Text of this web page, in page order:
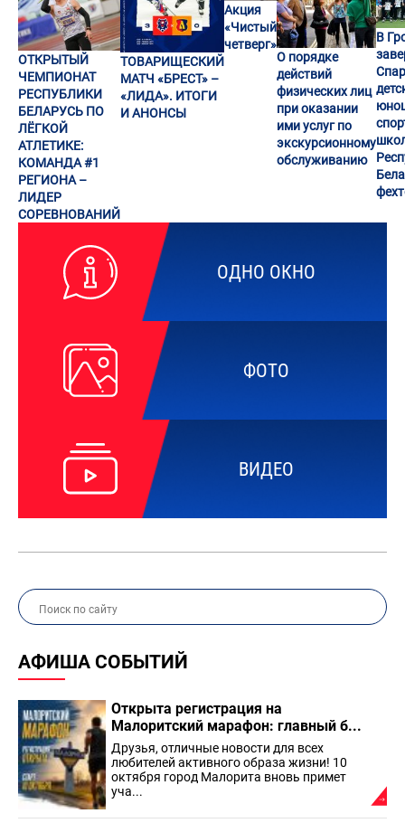
ОДНО ОКНО
ФОТО
ВИДЕО
АФИША СОБЫТИЙ
Открыта регистрация на
Малоритский марафон: главный б...
Друзья, отличные новости для всех
любителей активного образа жизни! 10
октября город Малорита вновь примет
уча...
ОТКРЫТЫЙ
ЧЕМПИОНАТ
РЕСПУБЛИКИ
БЕЛАРУСЬ ПО
ЛЁГКОЙ
АТЛЕТИКЕ:
КОМАНДА #1
РЕГИОНА –
ЛИДЕР
СОРЕВНОВАНИЙ
ТОВАРИЩЕСКИЙ
МАТЧ «БРЕСТ» –
«ЛИДА». ИТОГИ
И АНОНСЫ
Акция
«Чистый
четверг»
О порядке
действий
физических лиц
при оказании
ими услуг по
экскурсионному
обслуживанию
В